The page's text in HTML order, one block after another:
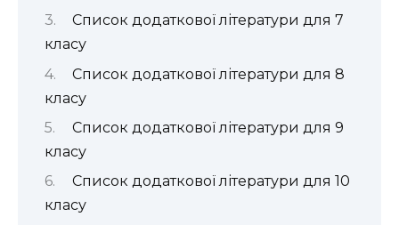
Список додаткової літератури для 7
класу
Список додаткової літератури для 8
класу
Список додаткової літератури для 9
класу
Список додаткової літератури для 10
класу